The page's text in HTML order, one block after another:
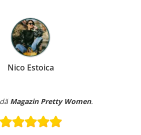
Nico Estoica
Magazin Pretty Women.